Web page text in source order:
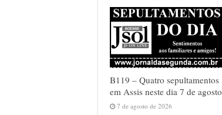
B119 – Quatro sepultamentos
em Assis neste dia 7 de agosto
7 de agosto de 2026